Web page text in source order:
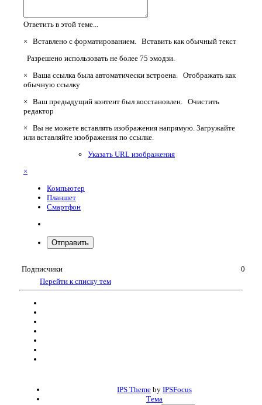
Ответить в этой теме...
× Вставлено с форматированием. Вставить как обычный текст
Разрешено использовать не более 75 эмодзи.
× Ваша ссылка была автоматически встроена. Отображать как
обычную ссылку
× Ваш предыдущий контент был восстановлен. Очистить
редактор
× Вы не можете вставлять изображения напрямую. Загружайте
или вставляйте изображения по ссылке.
Указать URL изображения
×
Компьютер
Планшет
Смартфон
Отправить
Подписчики
0
Перейти к списку тем
IPS Theme by IPSFocus
Тема